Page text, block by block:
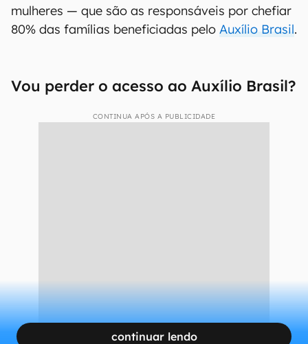
mulheres — que são as responsáveis por chefiar
80% das famílias beneficiadas pelo Auxílio Brasil.
Vou perder o acesso ao Auxílio Brasil?
CONTINUA APÓS A PUBLICIDADE
continuar lendo